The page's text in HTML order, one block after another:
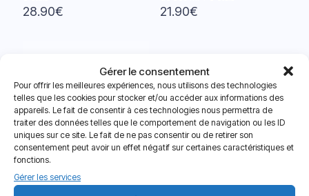
Gérer le consentement
Pour offrir les meilleures expériences, nous utilisons des technologies
telles que les cookies pour stocker et/ou accéder aux informations des
appareils. Le fait de consentir à ces technologies nous permettra de
traiter des données telles que le comportement de navigation ou les ID
uniques sur ce site. Le fait de ne pas consentir ou de retirer son
consentement peut avoir un effet négatif sur certaines caractéristiques et
fonctions.
Gérer les services
28.90€ 21.90€
Sold out
Opti-Free PureMoist – 3 flacons